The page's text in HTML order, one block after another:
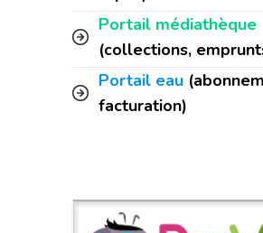
Portail médiathèque
(collections,
Portail eau
facturation)